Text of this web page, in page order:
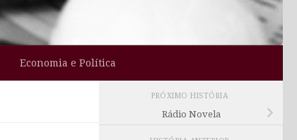
Economia e Política
PRÓXIMO HISTÓRIA
Rádio Novela